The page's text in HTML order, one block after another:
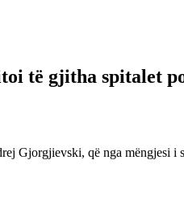
të gjitha spitalet
Gjorgjievski, që nga mëngjesi